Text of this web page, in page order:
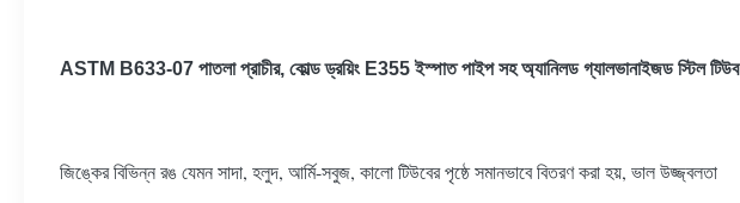
ASTM B633-07 পাতলা প্রাচীর, কোল্ড ড্রয়িং E355 ইস্পাত পাইপ সহ অ্যানিলড গ্যালভানাইজড স্টিল টিউব
জিঙ্কের বিভিন্ন রঙ যেমন সাদা, হলুদ, আর্মি-সবুজ, কালো টিউবের পৃষ্ঠে সমানভাবে বিতরণ করা হয়, ভাল উজ্জ্বলতা